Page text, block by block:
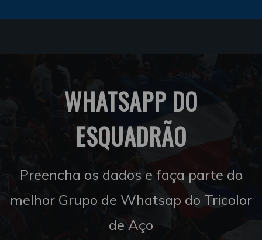
WHATSAPP DO
ESQUADRÃO
Preencha os dados e faça parte do
melhor Grupo de Whatsap do Tricolor
de Aço